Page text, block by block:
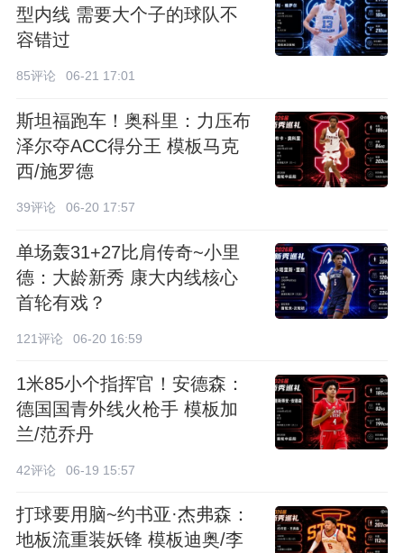
型内线 需要大个子的球队不
容错过
85评论 06-21 17:01
斯坦福跑车！奥科里：力压布
泽尔夺ACC得分王 模板马克
西/施罗德
39评论 06-20 17:57
单场轰31+27比肩传奇~小里
德：大龄新秀 康大内线核心
首轮有戏？
121评论 06-20 16:59
1米85小个指挥官！安德森：
德国国青外线火枪手 模板加
兰/范乔丹
42评论 06-19 15:57
打球要用脑~约书亚·杰弗森：
地板流重装妖锋 模板迪奥/李